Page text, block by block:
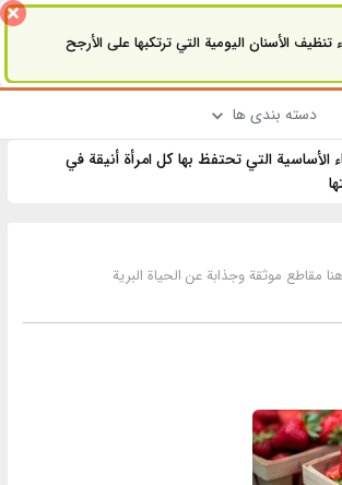
تنظيف الأسنان اليومية التي ترتكبها على الأرجح
دسته بندی ها
الأساسية التي تحتفظ بها كل امرأة أنيقة في
مقاطع موثقة وجذابة عن الحياة البرية